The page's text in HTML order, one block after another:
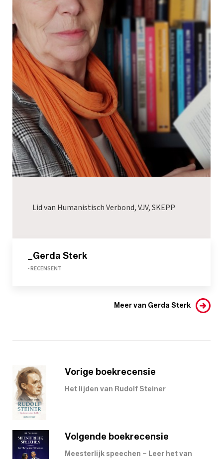
Lid van Humanistisch Verbond, VJV, SKEPP
_Gerda Sterk
- RECENSENT
Meer van Gerda Sterk
Vorige boekrecensie
Het lijden van Rudolf Steiner
Volgende boekrecensie
Meesterlijk speechen – Leer het van